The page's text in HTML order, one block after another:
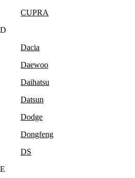
CUPRA
D
Dacia
Daewoo
Daihatsu
Datsun
Dodge
Dongfeng
DS
E